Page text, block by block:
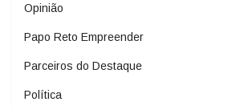
Opinião
Papo Reto Empreender
Parceiros do Destaque
Política